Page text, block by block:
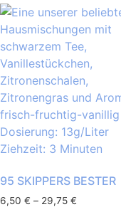
95 SKIPPERS BESTER
6,50 € – 29,75 €